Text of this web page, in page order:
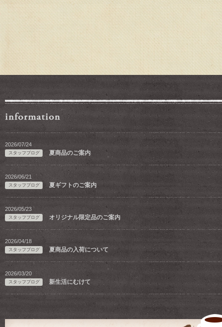
2026/07/24
スタッフブログ 夏商品のご案内
2026/06/21
スタッフブログ 夏ギフトのご案内
2026/05/23
スタッフブログ オリジナル限定品のご案内
2026/04/18
スタッフブログ 夏商品の入荷について
2026/03/20
スタッフブログ 新生活にむけて